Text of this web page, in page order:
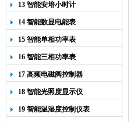
13 智能安培小时计
14 智能数显电能表
15 智能单相功率表
16 智能三相功率表
17 高频电磁阀控制器
18 智能光照度显示仪
19 智能温湿度控制仪表